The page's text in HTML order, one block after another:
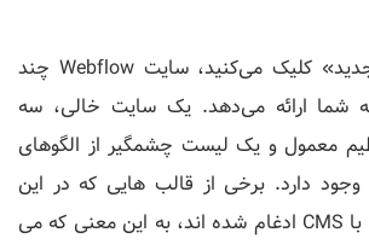
وقتی روی «پروژه جدید» کلیک می‌کنید، سایت Webflow چند
شما ارائه می‌دهد. یک سایت خالی، سه
معمول و یک لیست چشمگیر از الگوهای
وجود دارد. برخی از قالب هایی که در این
صفحه پیدا می کنید با CMS ادغام شده اند، به این معنی که می